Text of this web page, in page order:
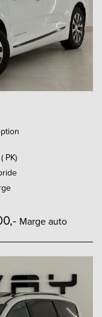
PK)
Marge auto